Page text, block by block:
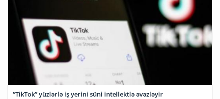
“TikTok” yüzlərlə iş yerini süni intellektlə əvəzləyir